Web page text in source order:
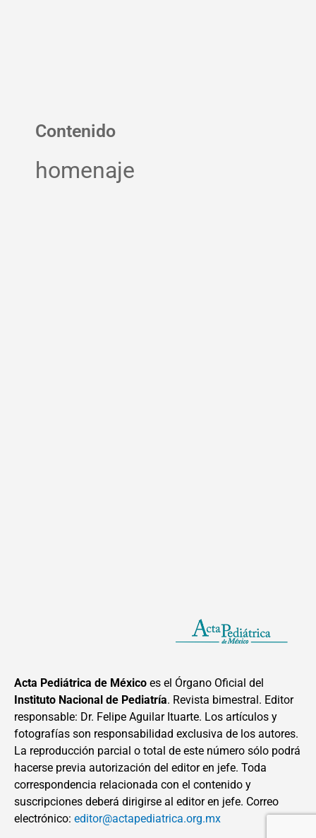
Contenido
homenaje
Acta Pediátrica de México es el Órgano Oficial del
Instituto Nacional de Pediatría. Revista bimestral. Editor
responsable: Dr. Felipe Aguilar Ituarte. Los artículos y
fotografías son responsabilidad exclusiva de los autores.
La reproducción parcial o total de este número sólo podrá
hacerse previa autorización del editor en jefe. Toda
correspondencia relacionada con el contenido y
suscripciones deberá dirigirse al editor en jefe. Correo
electrónico: editor@actapediatrica.org.mx